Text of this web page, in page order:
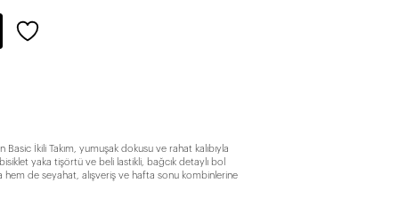
Basic İkili Takım, yumuşak dokusu ve rahat kalıbıyla
yaka tişörtü ve beli lastikli, bağcık detaylı bol
hem de seyahat, alışveriş ve hafta sonu kombinlerine